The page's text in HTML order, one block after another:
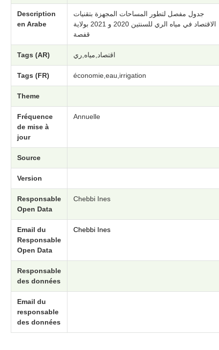
Description
en Arabe
جدول مفصل لتطور المساحات المجهزة بتقنيات
الاقتصاد في مياه الري للسنتين 2020 و 2021 بولاية
قفصة
Tags (AR) اقتصاد,مياه,ري
Tags (FR) économie,eau,irrigation
Theme
Fréquence
de mise à
jour
Annuelle
Source
Version
Responsable
Open Data
Chebbi Ines
Email du
Responsable
Open Data
Chebbi Ines
Responsable
des données
Email du
responsable
des données